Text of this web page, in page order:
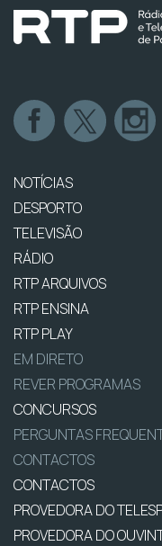
NOTÍCIAS
DESPORTO
TELEVISÃO
RÁDIO
RTP ARQUIVOS
RTP ENSINA
RTP PLAY
EM DIRETO
REVER PROGRAMAS
CONCURSOS
PERGUNTAS
CONTACTOS
CONTACTOS
PROVEDORA DO
PROVEDORA DO